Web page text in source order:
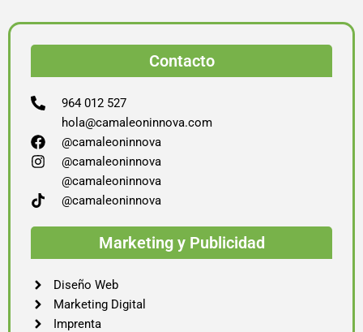
Contacto
964 012 527
hola@camaleoninnova.com
@camaleoninnova
@camaleoninnova
@camaleoninnova
@camaleoninnova
Marketing y Publicidad
Diseño Web
Marketing Digital
Imprenta